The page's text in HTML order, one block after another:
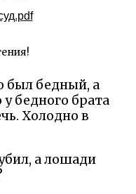
был бедный, а
бедного брата
Холодно в
а лошади